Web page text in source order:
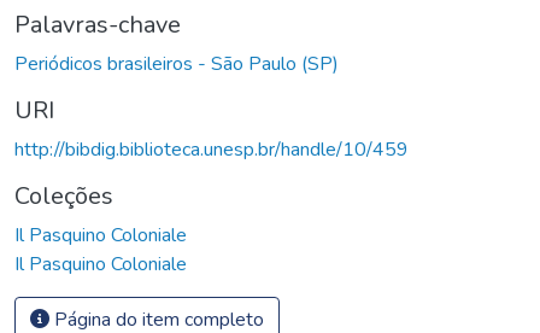
Palavras-chave
Periódicos brasileiros - São Paulo (SP)
URI
http://bibdig.biblioteca.unesp.br/handle/10/459
Coleções
Il Pasquino Coloniale
Il Pasquino Coloniale
Página do item completo